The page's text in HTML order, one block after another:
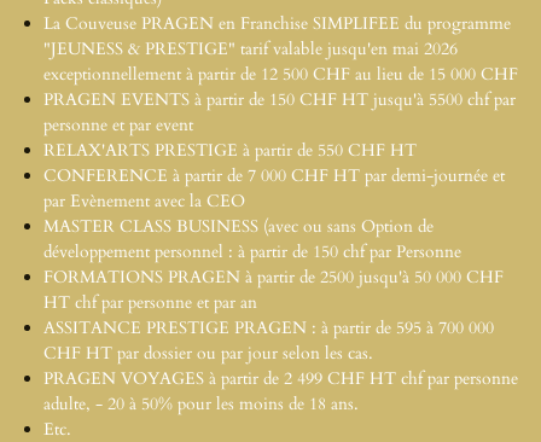
La Couveuse PRAGEN en Franchise SIMPLIFEE du programme
"JEUNESS & PRESTIGE" tarif valable jusqu'en mai 2026
exceptionnellement à partir de 12 500 CHF au lieu de 15 000 CHF
PRAGEN EVENTS à partir de 150 CHF HT jusqu'à 5500 chf par
personne et par event
RELAX'ARTS PRESTIGE à partir de 550 CHF HT
CONFERENCE à partir de 7 000 CHF HT par demi-journée et
par Evènement avec la CEO
MASTER CLASS BUSINESS (avec ou sans Option de
développement personnel : à partir de 150 chf par Personne
FORMATIONS PRAGEN à partir de 2500 jusqu'à 50 000 CHF
HT chf par personne et par an
ASSITANCE PRESTIGE PRAGEN : à partir de 595 à 700 000
CHF HT par dossier ou par jour selon les cas.
PRAGEN VOYAGES à partir de 2 499 CHF HT chf par personne
adulte, - 20 à 50% pour les moins de 18 ans.
Etc.